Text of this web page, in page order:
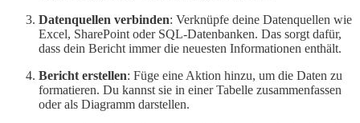
Datenquellen verbinden: Verknüpfe deine Datenquellen wie
Excel, SharePoint oder SQL-Datenbanken. Das sorgt dafür,
dass dein Bericht immer die neuesten Informationen enthält.
Bericht erstellen: Füge eine Aktion hinzu, um die Daten zu
formatieren. Du kannst sie in einer Tabelle zusammenfassen
oder als Diagramm darstellen.